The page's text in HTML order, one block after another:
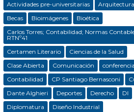
Actividades pre-universitarias
Arquitectura
Becas
Bioimágenes
Bioética
Carlos Torres; Contabilidad; Normas
RTNº41
Certamen Literario
Ciencias de la Salud
Clase Abierta
Comunicación
conferencia
Contabilidad
CP Santiago Bernasconi
Dante Alghieri
Deportes Derecho
DI
Diplomatura
Diseño Industrial